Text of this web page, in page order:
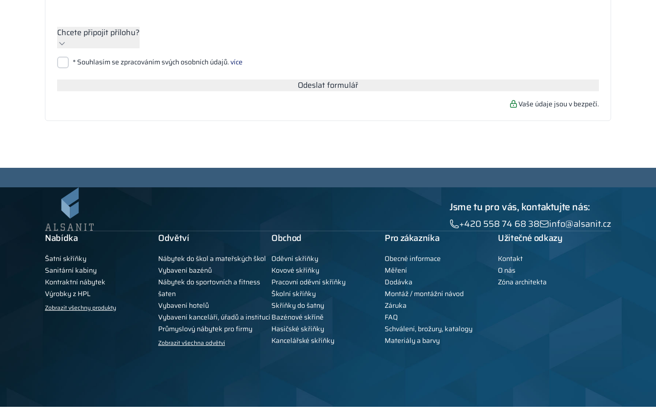
Chcete připojit přílohu?
Přiložit soubory
* Souhlasím se zpracováním svých osobních údajů.více
Odeslat formulář
Vaše údaje jsou v bezpečí.
Jsme tu pro vás, kontaktujte nás:
+420 558 74 68 38
info@alsanit.cz
Nabídka
Šatní skříňky
Sanitární kabiny
Kontraktní nábytek
Výrobky z HPL
Zobrazit všechny produkty
Odvětví
Nábytek do škol a mateřských škol
Vybavení bazénů
Nábytek do sportovních a fitness
šaten
Vybavení hotelů
Vybavení kanceláří, úřadů a institucí
Průmyslový nábytek pro firmy
Zobrazit všechna odvětví
Obchod
Oděvní skříňky
Kovové skříňky
Pracovní oděvní skříňky
Školní skříňky
Skříňky do šatny
Bazénové skříně
Hasičské skříňky
Kancelářské skříňky
Pro zákazníka
Obecné informace
Měření
Dodávka
Montáž / montážní návod
Záruka
FAQ
Schválení, brožury, katalogy
Materiály a barvy
Užitečné odkazy
Kontakt
O nás
Zóna architekta